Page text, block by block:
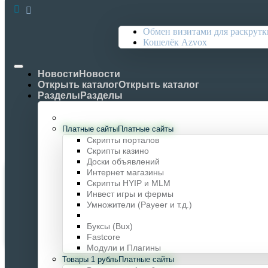
Пароль
Войти Отмена
Обмен визитами для
Кошелёк Azvox
Новости Новости
Открыть каталогОткрыть каталог
Разделы Разделы
Платные сайтыПлатные сайты
Скрипты порталов
Скрипты казино
Доски объявлений
Интернет магазины
Скрипты HYIP и MLM
Инвест игры и фермы
Умножители (Payeer и т.д.)
Буксы (Bux)
Fastcore
Модули и Плагины
Товары 1 рубльПлатные сайты
HTML шаблоны (без CMS) - Купить онлайн
Главная
HTML шаблоны (без CMS) - Купить онлайн